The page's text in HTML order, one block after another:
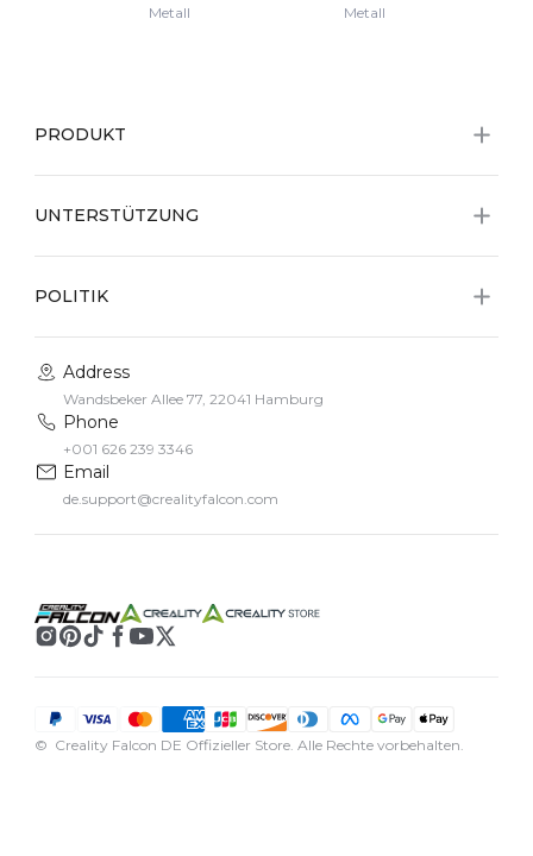
Metall
Metall
PRODUKT
UNTERSTÜTZUNG
POLITIK
Address
Wandsbeker Allee 77, 22041 Hamburg
Phone
+001 626 239 3346
Email
de.support@crealityfalcon.com
© Creality Falcon DE Offizieller Store. Alle Rechte vorbehalten.